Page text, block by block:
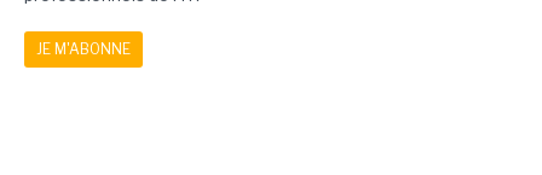
JE M'ABONNE